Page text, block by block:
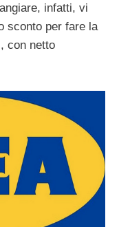
infatti, vi
sconto per fare la
con netto